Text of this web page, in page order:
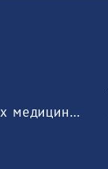
Информация о платных медицинских услугах, предоставляемых медицинской организацией